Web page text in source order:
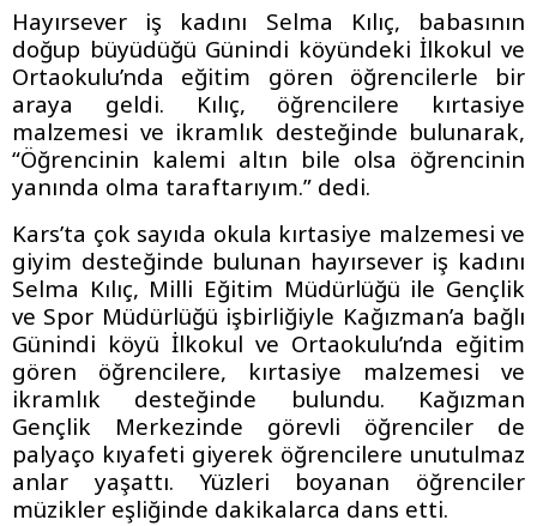
Hayırsever iş kadını Selma Kılıç, babasının
doğup büyüdüğü Günindi köyündeki İlkokul ve
Ortaokulu’nda eğitim gören öğrencilerle bir
araya geldi. Kılıç, öğrencilere kırtasiye
malzemesi ve ikramlık desteğinde bulunarak,
“Öğrencinin kalemi altın bile olsa öğrencinin
yanında olma taraftarıyım.” dedi.
Kars’ta çok sayıda okula kırtasiye malzemesi ve
giyim desteğinde bulunan hayırsever iş kadını
Selma Kılıç, Milli Eğitim Müdürlüğü ile Gençlik
ve Spor Müdürlüğü işbirliğiyle Kağızman’a bağlı
Günindi köyü İlkokul ve Ortaokulu’nda eğitim
gören öğrencilere, kırtasiye malzemesi ve
ikramlık desteğinde bulundu. Kağızman
Gençlik Merkezinde görevli öğrenciler de
palyaço kıyafeti giyerek öğrencilere unutulmaz
anlar yaşattı. Yüzleri boyanan öğrenciler
müzikler eşliğinde dakikalarca dans etti.